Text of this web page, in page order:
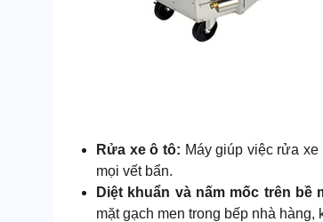
Rửa xe ô tô: Máy giúp việc rửa
mọi vết bẩn.
Diệt khuẩn và nấm mốc trên bề
mặt gạch men trong bếp nhà hàng,